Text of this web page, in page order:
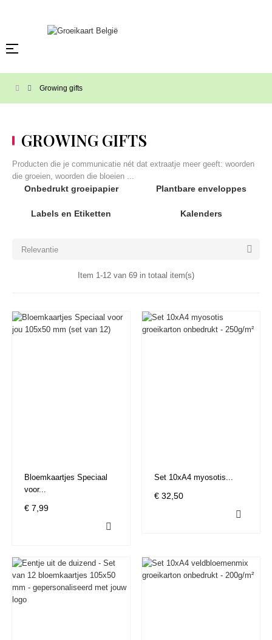
Toggle
☰
Growing gifts
GROWING GIFTS
Producten die je communicatie nét dat extraatje meer geeft: woorden
die groeien, woorden die bloeien ...
Onbedrukt groeipapier Plantbare enveloppes
Labels en Etiketten Kalenders
Relevantie 
Item 1-12 van 69 in totaal item(s)
Bloemkaartjes Speciaal
voor...
€ 7,99

Set 10xA4 myosotis...
€ 32,50
